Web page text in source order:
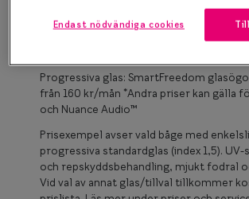
Enkelslipade glas: SmartFreedom
Progressiva glas: SmartFreedom
från 160 kr/mån *Andra priser kan gälla
och Nuance Audio™
Prisexempel avser vald båge med
progressiva standardglas (index 1,5).
och repskyddsbehandling, mjukt fodral
Vid val av annat glas/tillval tillkommer
Endast nödvändiga cookies